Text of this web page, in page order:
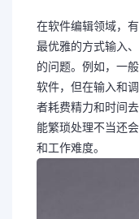
在软件编辑领域，
最优雅的方式输入
的问题。例如，一
软件，但在输入和
者耗费精力和时间
能繁琐处理不当还
和工作难度。